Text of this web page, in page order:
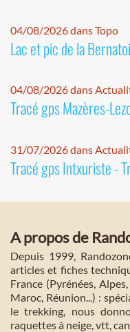
04/08/2026 dans Topo
Lac et pic de la
04/08/2026 dans
Tracé gps Mazères-
31/07/2026 dans
Tracé gps Intxuriste -
A propos de
Depuis 1999,
articles et fiches
France (Pyrénées,
Maroc, Réunion...) :
le trekking, nous
raquettes à neige, vtt,